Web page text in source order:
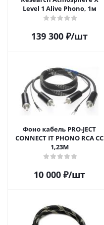
Level 1 Alive Phono, 1м
139 300 ₽/шт
Фоно кабель PRO-JECT
CONNECT IT PHONO RCA CC
1,23M
10 000 ₽/шт